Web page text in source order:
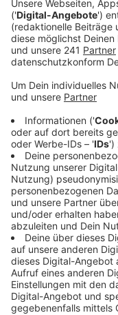
Inhalt schweigt
Nachfrage. Nur
für technisch
Zeichen.
Veröffentlicht:
Anzeige
Auch die
Schreiben reagiert.
Finanzierung eines
könnte bis zu einer
ein Ausbau der
nicht zahlen. Stadt
um eine
Stadt auf,
Bund zu führen.